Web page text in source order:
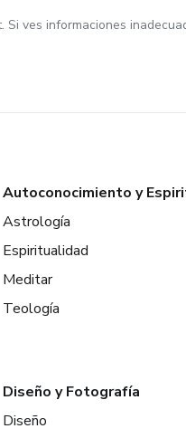
ves informaciones
Autoconocimiento y
Astrología
Espiritualidad
Meditar
Teología
Diseño y Fotografía
Diseño